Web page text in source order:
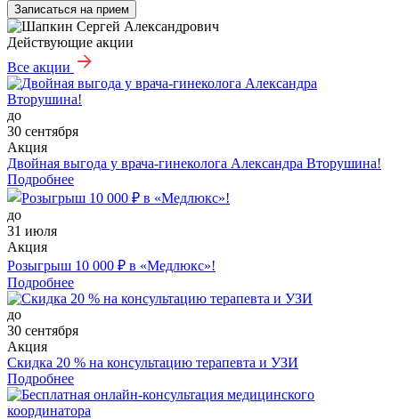
Записаться на прием
Действующие акции
Все акции
до
30 сентября
Акция
Двойная выгода у врача‑гинеколога Александра Вторушина!
Подробнее
до
31 июля
Акция
Розыгрыш 10 000 ₽ в «Медлюкс»!
Подробнее
до
30 сентября
Акция
Скидка 20 % на консультацию терапевта и УЗИ
Подробнее